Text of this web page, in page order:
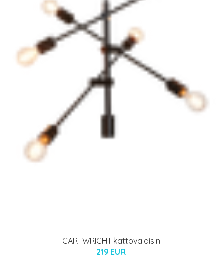
CARTWRIGHT kattovalaisin
219 EUR